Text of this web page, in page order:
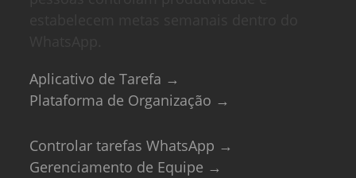
Aplicativo de Tarefa →
Plataforma de Organização →
Controlar tarefas WhatsApp →
Gerenciamento de Equipe →